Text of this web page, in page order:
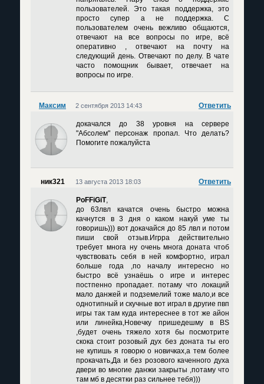
пользователей. Это такая поддержка, это
просто супер а не поддержка. С
пользователем очень вежливо общаются,
отвечают на все вопросы по игре, всё
оперативно , отвечают на почту на
следующий день. Отвечают по делу. В чате
часто помощник бывает, отвечает на
вопросы по игре.
Максим Ответить
2 сентября 2013 14:43
докачался до 38 уровня на сервере
"Абсолем" персонаж пропал. Что делать?
Помогите пожалуйста
ник321 Ответить
13 августа 2013 18:03
PoFFiGiT,
до 63лвл качатся очень быстро можна
качнутся в 3 дня о каком накуй уме ты
говоришь))) вот докачайся до 85 лвл и потом
пиши свой отзыв.Игрра действительно
требует многа ну очень многа доната чтоб
чувствовать себя в ней комфортно, играл
больше года ,по началу интересно но
быстро всё узнаёшь о игре и интерес
постпенно пропадает. потаму что локаций
мало данжей и подземелий тоже мало,и все
однотипный и скучные вот играл в другие пвп
игры так там куда интереснее в тот же айон
или линейка,Новечку пришедешму в BS
,будет очень тяжело хотя бы посмотрите
скока стоит розовый дух без доната ты его
не купишь я говорю о новичках,а тем более
прокачать,Да и без розового каченного духа
двери во многие данжи закрыты ,потаму что
там мб в десятки раз сильнее тебя)))